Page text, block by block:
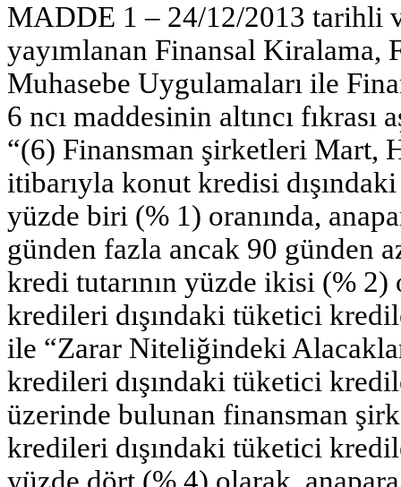
MADDE 1 – 24/12/2013 tarihli
yayımlanan Finansal
Muhasebe Uygulamaları ile
6 ncı maddesinin altıncı
“(6) Finansman şirketleri Mart,
itibarıyla konut kredisi
yüzde biri (% 1) oranında,
günden fazla ancak 90 günden
kredi tutarının yüzde ikisi (% 2)
kredileri dışındaki tüketici
ile “Zarar Niteliğindeki
kredileri dışındaki tüketici
üzerinde bulunan finansman
kredileri dışındaki tüketici